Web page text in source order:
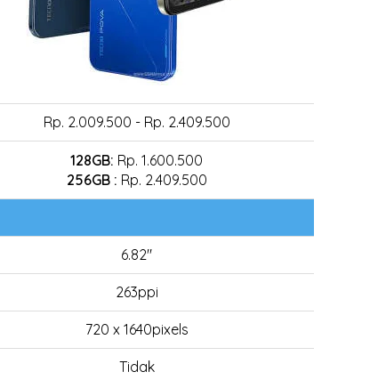
Rp. 2.009.500 - Rp. 2.409.500
128GB: Rp. 1.600.500
256GB : Rp. 2.409.500
6.82"
263ppi
720 x 1640pixels
Tidak